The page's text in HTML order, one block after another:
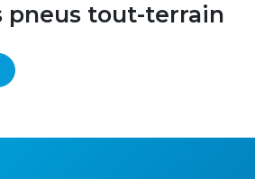
pneus tout-terrain